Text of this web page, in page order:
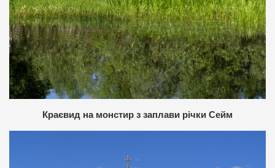
Краєвид на монстир з заплави річки Сейм